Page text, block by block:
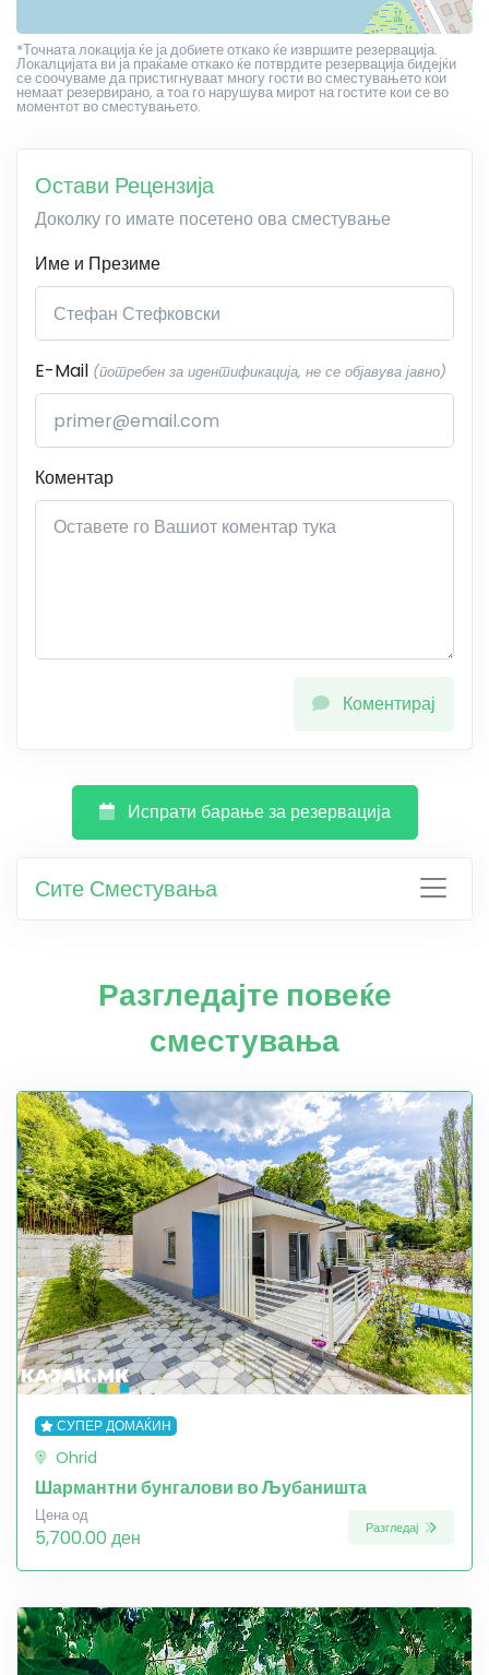
*Точната локација ќе ја добиете откако ќе извршите резервација.
Локалцијата ви ја праќаме откако ќе потврдите резервација бидејќи
се соочуваме да пристигнуваат многу гости во сместувањето кои
немаат резервирано, а тоа го нарушува мирот на гостите кои се во
моментот во сместувањето.
Остави Рецензија
Доколку го имате посетено ова сместување
Име и Презиме
E-Mail (потребен за идентификација, не се објавува јавно)
Коментар
Коментирај
Испрати барање за резервација
Сите Сместувања
Разгледајте повеќе
сместувања
СУПЕР ДОМАЌИН
Ohrid
Шармантни бунгалови во Љубаништа
Цена од
5,700.00 ден Разгледај